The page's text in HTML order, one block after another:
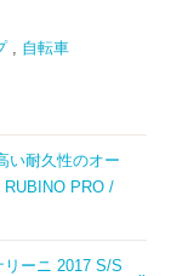
, 自転車
い耐久性のオー
RUBINO PRO /
リーニ 2017 S/S